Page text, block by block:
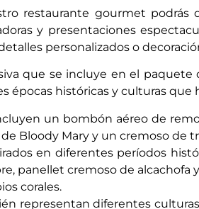
restaurante gourmet
y presentaciones
personalizados o
que se incluye en el
históricas y culturas
un bombón aéreo de
Bloody Mary y un cremoso de
en diferentes períodos
panellet cremoso de alcachofa
corales.
representan diferentes